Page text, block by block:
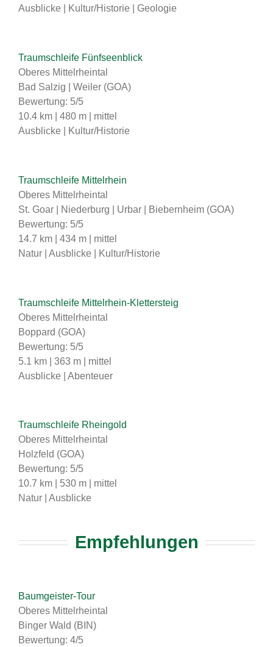
Ausblicke | Kultur/Historie | Geologie
Traumschleife Fünfseenblick
Oberes Mittelrheintal
Bad Salzig | Weiler (GOA)
Bewertung: 5/5
10.4 km | 480 m | mittel
Ausblicke | Kultur/Historie
Traumschleife Mittelrhein
Oberes Mittelrheintal
St. Goar | Niederburg | Urbar | Biebernheim (GOA)
Bewertung: 5/5
14.7 km | 434 m | mittel
Natur | Ausblicke | Kultur/Historie
Traumschleife Mittelrhein-Klettersteig
Oberes Mittelrheintal
Boppard (GOA)
Bewertung: 5/5
5.1 km | 363 m | mittel
Ausblicke | Abenteuer
Traumschleife Rheingold
Oberes Mittelrheintal
Holzfeld (GOA)
Bewertung: 5/5
10.7 km | 530 m | mittel
Natur | Ausblicke
Empfehlungen
Baumgeister-Tour
Oberes Mittelrheintal
Binger Wald (BIN)
Bewertung: 4/5